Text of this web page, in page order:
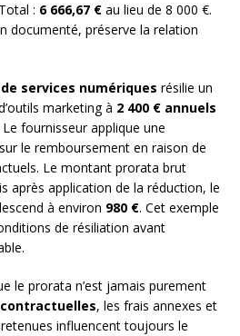
: 6 666,67 € au lieu de 8 000 €.
documenté, préserve la relation
services numériques résilie un
marketing à 2 400 € annuels
fournisseur applique une
le remboursement en raison de
Le montant prorata brut
après application de la réduction, le
à environ 980 €. Cet exemple
de résiliation avant
le prorata n’est jamais purement
, les frais annexes et
influencent toujours le